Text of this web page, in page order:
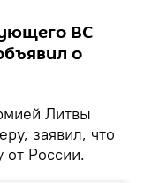
ВС
о
Литвы
заявил, что
от России.